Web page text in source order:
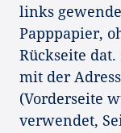
links
Papppapier,
Rückseite
mit der
(Vorderseite
verwendet,